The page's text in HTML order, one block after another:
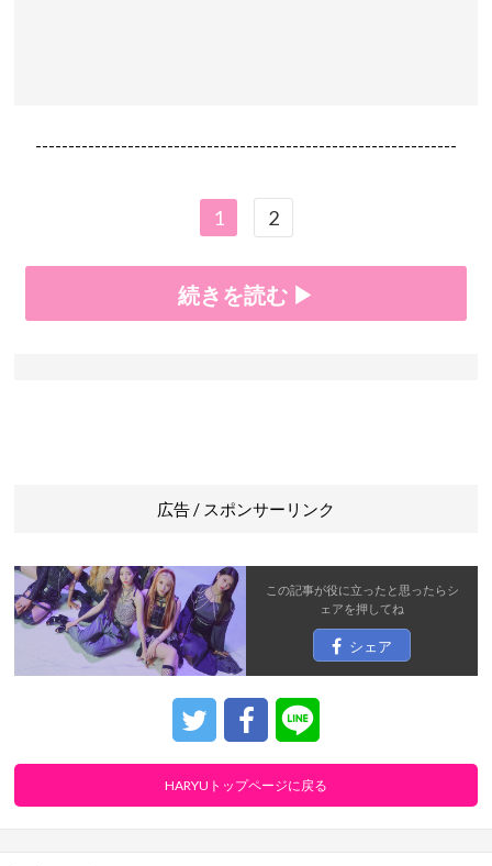
----------------------------------------------------------------
1 2
続きを読む ▶
広告 / スポンサーリンク
この記事が役に立ったと思ったらシ
ェアを押してね
シェア
HARYUトップページに戻る